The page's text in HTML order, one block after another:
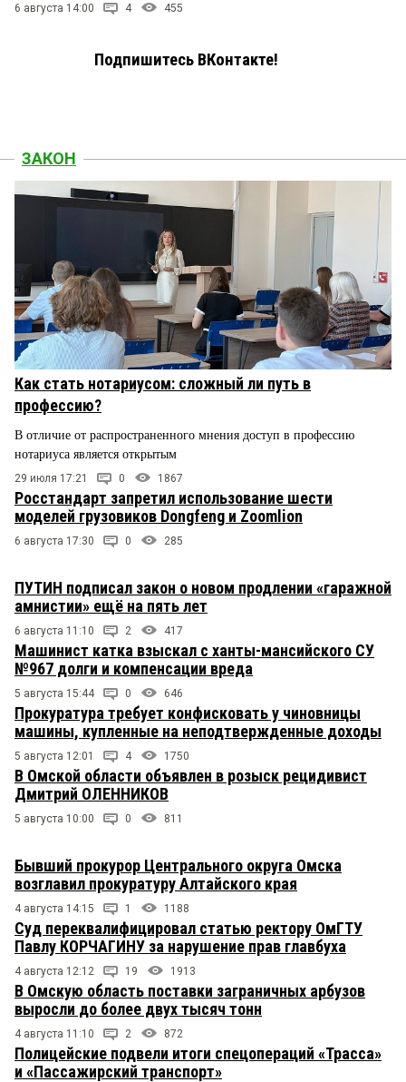
6 августа 14:00 4 455
Подпишитесь ВКонтакте!
ЗАКОН
Как стать нотариусом: сложный ли путь в
профессию?
В отличие от распространенного мнения доступ в профессию
нотариуса является открытым
29 июля 17:21 0 1867
Росстандарт запретил использование шести
моделей грузовиков Dongfeng и Zoomlion
6 августа 17:30 0 285
ПУТИН подписал закон о новом продлении «гаражной
амнистии» ещё на пять лет
6 августа 11:10 2 417
Машинист катка взыскал с ханты-мансийского СУ
№967 долги и компенсации вреда
5 августа 15:44 0 646
Прокуратура требует конфисковать у чиновницы
машины, купленные на неподтвержденные доходы
5 августа 12:01 4 1750
В Омской области объявлен в розыск рецидивист
Дмитрий ОЛЕННИКОВ
5 августа 10:00 0 811
Бывший прокурор Центрального округа Омска
возглавил прокуратуру Алтайского края
4 августа 14:15 1 1188
Суд переквалифицировал статью ректору ОмГТУ
Павлу КОРЧАГИНУ за нарушение прав главбуха
4 августа 12:12 19 1913
В Омскую область поставки заграничных арбузов
выросли до более двух тысяч тонн
4 августа 11:10 2 872
Полицейские подвели итоги спецопераций «Трасса»
и «Пассажирский транспорт»